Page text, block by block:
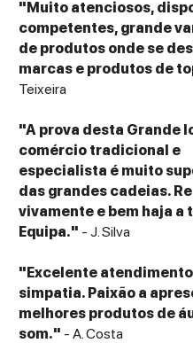
"Muito atenciosos,
competentes, grande
de produtos onde se
marcas e produtos de
Teixeira
"A prova desta Grande
comércio tradicional e
especialista é muito
das grandes cadeias.
vivamente e bem haja a
Equipa." - J. Silva
"Excelente
simpatia. Paixão a
melhores produtos de
som." - A. Costa